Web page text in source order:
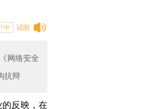
试听
T中
网络安全
抗辩
的反映，在